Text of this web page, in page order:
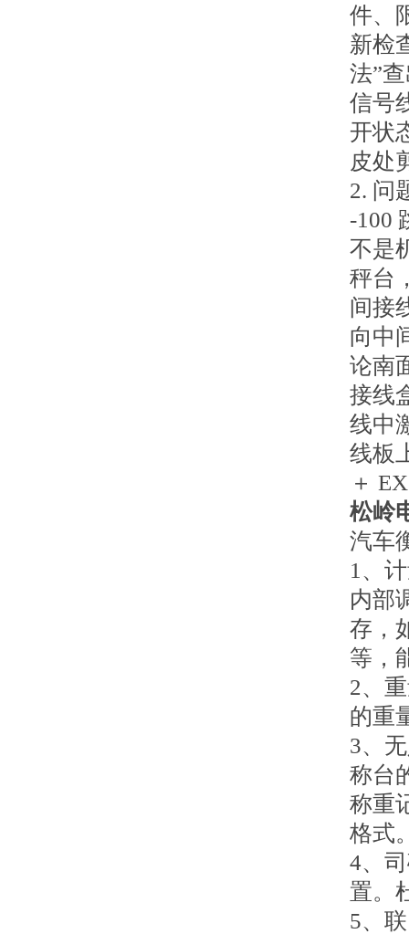
件、
新检
法”
信号
开状
皮处
2. 问
-100
不是
秤台
间接
向中
论南
接线
线中
线板
＋
松岭
汽车
1、
内部
存，
等，
2、
的重
3、
称台
称重
格式
4、
置。
5、